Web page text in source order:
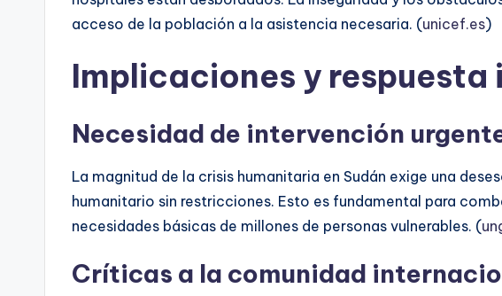
acceso de la población a la asistencia necesaria. (unicef.es)
Implicaciones y
Necesidad de intervención
La magnitud de la crisis humanitaria en Sudán exige una
humanitario sin restricciones. Esto es fundamental para
necesidades básicas de millones de personas vulnerables. (
Críticas a la comunidad